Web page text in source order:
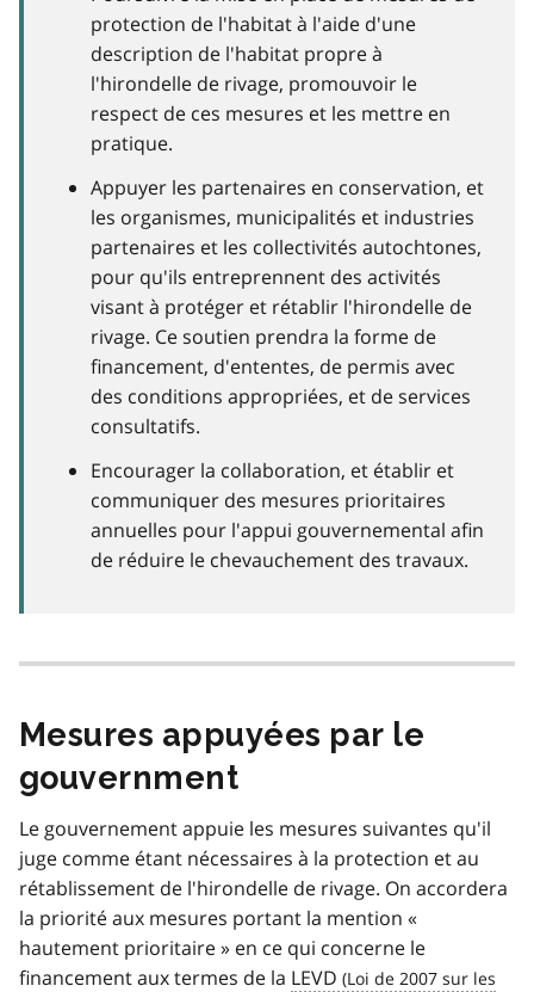
protection de l'habitat à l'aide d'une
description de l'habitat propre à
l'hirondelle de rivage, promouvoir le
respect de ces mesures et les mettre en
pratique.
Appuyer les partenaires en conservation, et
les organismes, municipalités et industries
partenaires et les collectivités autochtones,
pour qu'ils entreprennent des activités
visant à protéger et rétablir l'hirondelle de
rivage. Ce soutien prendra la forme de
financement, d'ententes, de permis avec
des conditions appropriées, et de services
consultatifs.
Encourager la collaboration, et établir et
communiquer des mesures prioritaires
annuelles pour l'appui gouvernemental afin
de réduire le chevauchement des travaux.
Mesures appuyées par le
gouvernment
Le gouvernement appuie les mesures suivantes qu'il
juge comme étant nécessaires à la protection et au
rétablissement de l'hirondelle de rivage. On accordera
la priorité aux mesures portant la mention «
hautement prioritaire » en ce qui concerne le
financement aux termes de la LEVD